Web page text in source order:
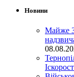
Новини
Майже